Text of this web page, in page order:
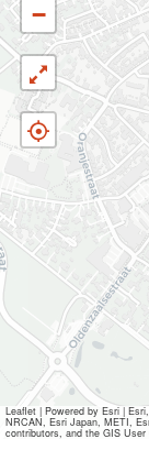
−
Leaflet | Powered by Esri |
NRCAN, Esri Japan, METI,
contributors, and the GIS